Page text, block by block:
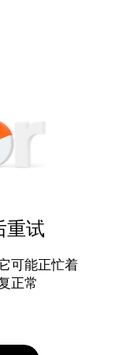
重试
可能正忙着
正常